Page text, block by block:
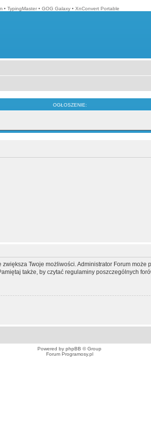
• TypingMaster • GOG Galaxy • XnConvert Portable
OGŁOSZENIE:
Twoje możliwości. Administrator Forum
także, by czytać regulaminy poszczególnych
Powered by phpBB © Group
Forum Programosy.pl